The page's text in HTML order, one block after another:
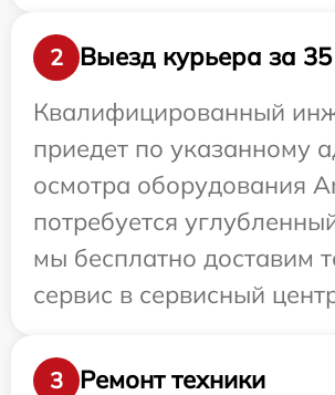
2
Выезд курьера за
Квалифицированный
приедет по указанному
осмотра оборудования
потребуется
мы бесплатно доставим
сервис в сервисный
3 Ремонт техники